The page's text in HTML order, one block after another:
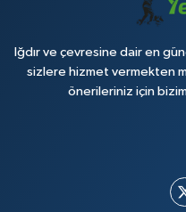
Iğdır ve çevresine dair en
sizlere hizmet vermekten
önerileriniz için